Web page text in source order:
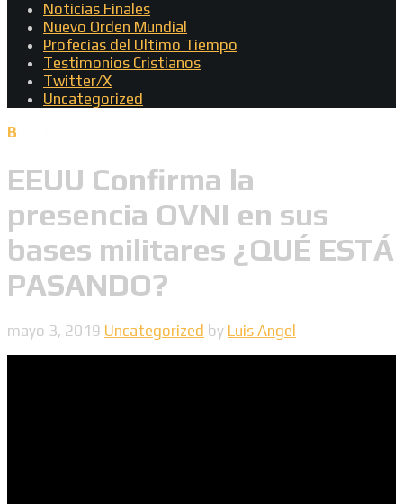
Noticias Finales
Nuevo Orden Mundial
Profecias del Ultimo Tiempo
Testimonios Cristianos
Twitter/X
Uncategorized
EEUU Confirma la
presencia OVNI en sus
bases militares ¿QUÉ ESTÁ
PASANDO?
mayo 3, 2019 Uncategorized by Luis Angel